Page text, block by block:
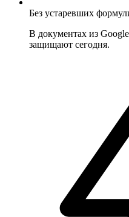
Без устаревших
В документах из
защищают сегодня.